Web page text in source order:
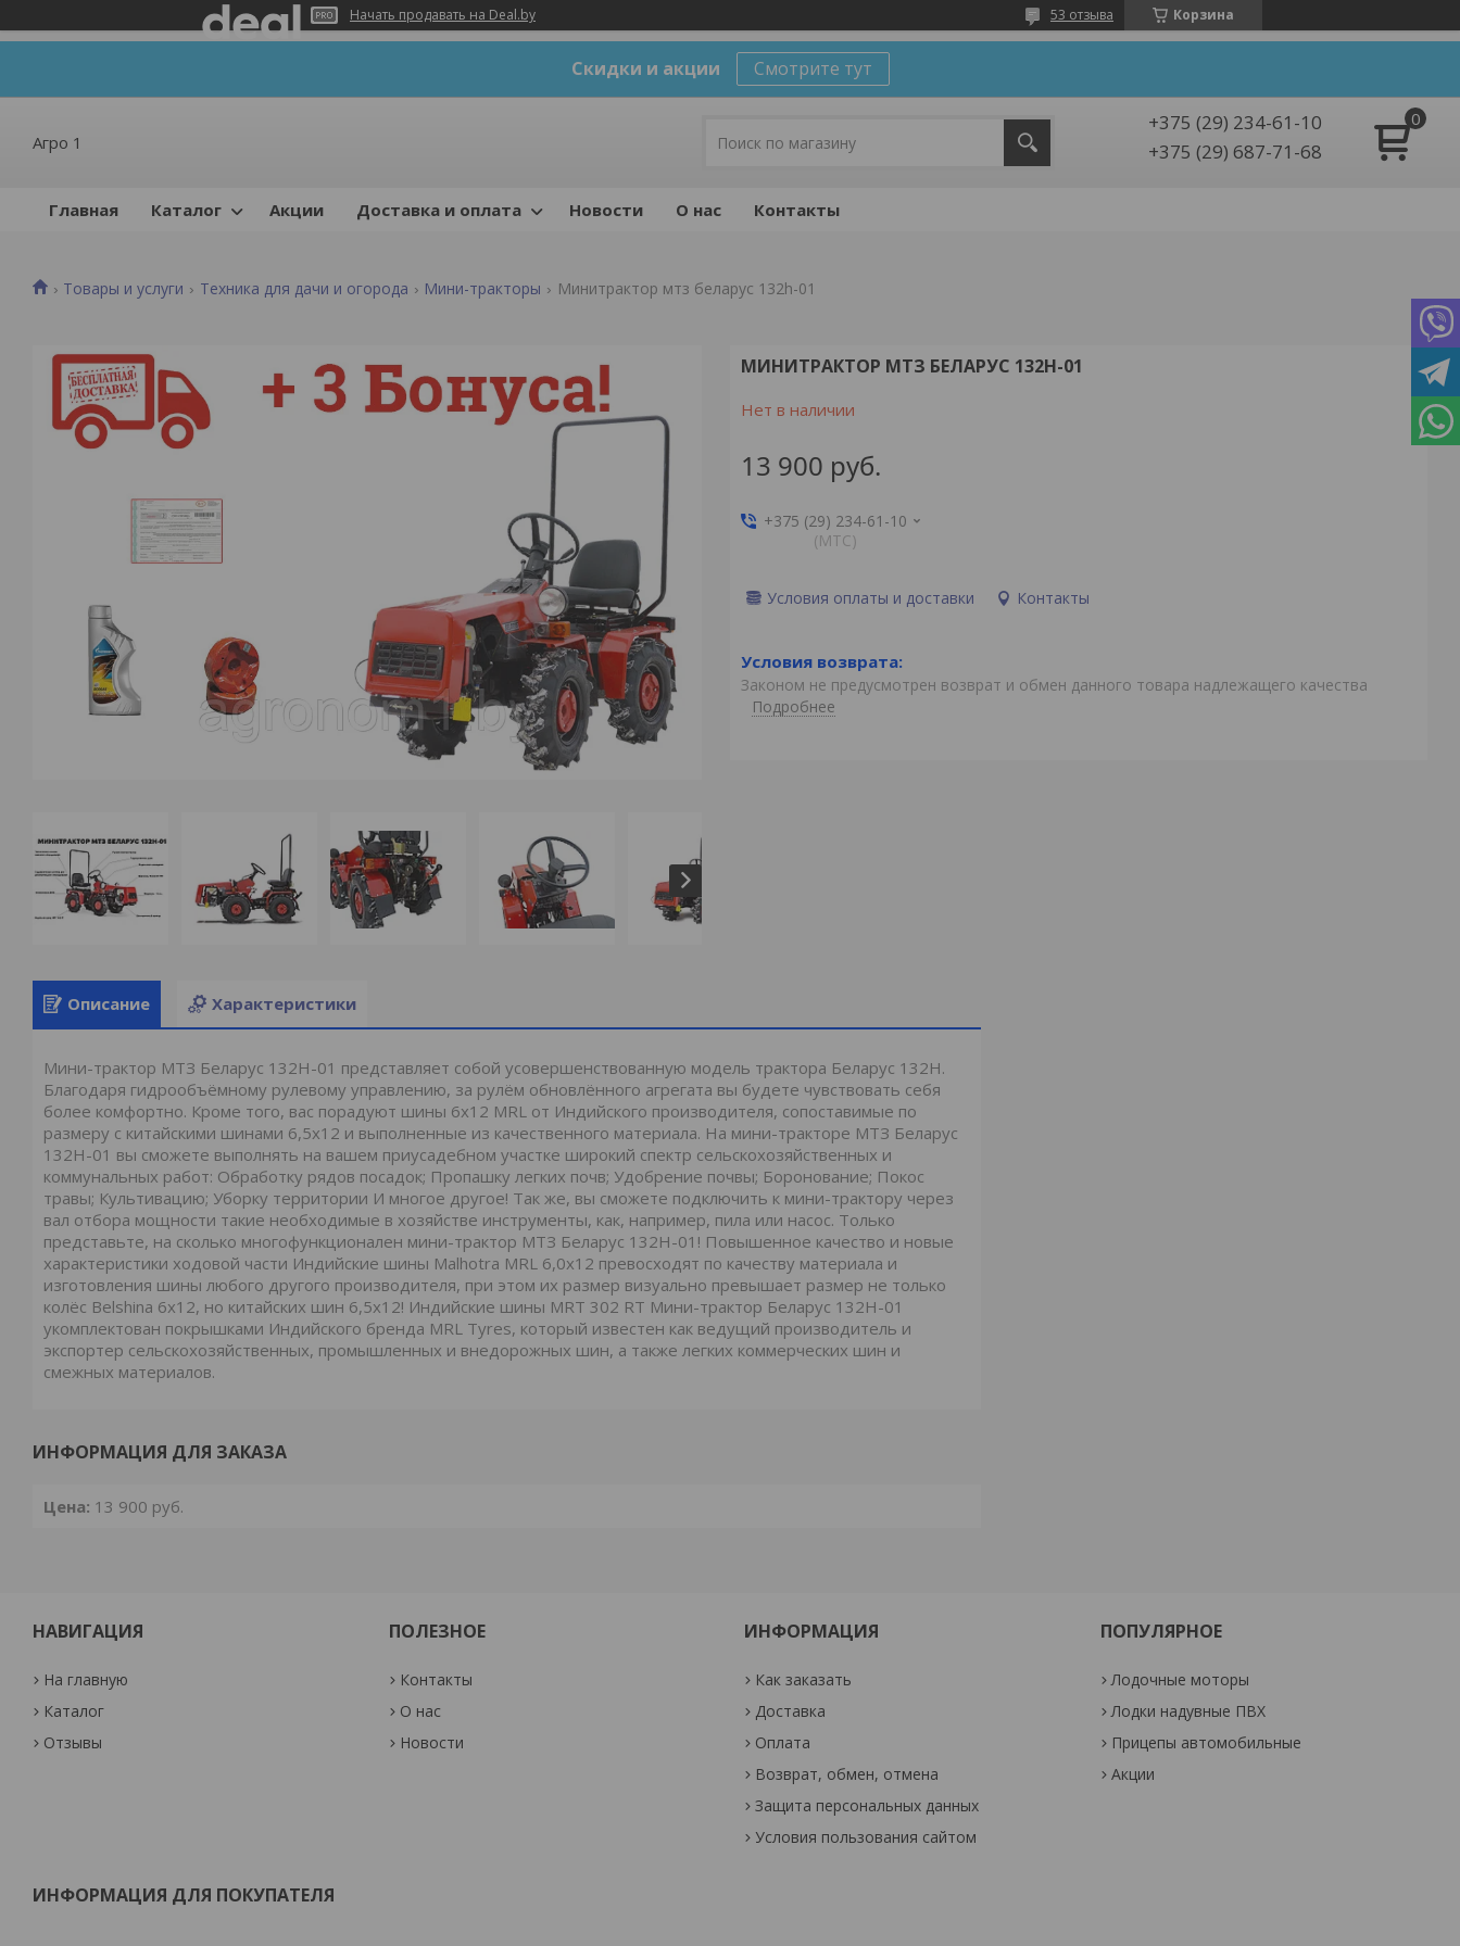
Начать продавать на Deal.by Корзина
53 отзыва
Скидки и акции Смотрите тут
Агро 1
+375 (29) 234-61-10
+375 (29) 687-71-68
Главная Каталог Акции Доставка и оплата Новости О нас Контакты
Товары и услуги Техника для дачи и огорода Мини-тракторы Минитрактор мтз беларус 132h-01
МИНИТРАКТОР МТЗ БЕЛАРУС 132H-01
Нет в наличии
13 900 руб.
+375 (29) 234-61-10
(MTС)
Условия оплаты и доставки Контакты
Законом не предусмотрен возврат и обмен данного товара надлежащего качества
Подробнее
Описание Характеристики
Мини-трактор МТЗ Беларус 132H-01 представляет собой усовершенствованную модель трактора Беларус 132Н.
Благодаря гидрообъёмному рулевому управлению, за рулём обновлённого агрегата вы будете чувствовать себя
более комфортно. Кроме того, вас порадуют шины 6х12 MRL от Индийского производителя, сопоставимые по
размеру с китайскими шинами 6,5х12 и выполненные из качественного материала. На мини-тракторе МТЗ Беларус
132H-01 вы сможете выполнять на вашем приусадебном участке широкий спектр сельскохозяйственных и
коммунальных работ: Обработку рядов посадок; Пропашку легких почв; Удобрение почвы; Боронование; Покос
травы; Культивацию; Уборку территории И многое другое! Так же, вы сможете подключить к мини-трактору через
вал отбора мощности такие необходимые в хозяйстве инструменты, как, например, пила или насос. Только
представьте, на сколько многофункционален мини-трактор МТЗ Беларус 132H-01! Повышенное качество и новые
характеристики ходовой части Индийские шины Malhotra MRL 6,0х12 превосходят по качеству материала и
изготовления шины любого другого производителя, при этом их размер визуально превышает размер не только
колёс Belshina 6х12, но китайских шин 6,5х12! Индийские шины MRT 302 RT Мини-трактор Беларус 132Н-01
укомплектован покрышками Индийского бренда MRL Tyres, который известен как ведущий производитель и
экспортер сельскохозяйственных, промышленных и внедорожных шин, а также легких коммерческих шин и
смежных материалов.
ИНФОРМАЦИЯ ДЛЯ ЗАКАЗА
Цена: 13 900 руб.
НАВИГАЦИЯ
На главную
Каталог
Отзывы
ПОЛЕЗНОЕ
Контакты
О нас
Новости
ИНФОРМАЦИЯ
Как заказать
Доставка
Оплата
Возврат, обмен, отмена
Защита персональных данных
Условия пользования сайтом
ПОПУЛЯРНОЕ
Лодочные моторы
Лодки надувные ПВХ
Прицепы автомобильные
Акции
ИНФОРМАЦИЯ ДЛЯ ПОКУПАТЕЛЯ